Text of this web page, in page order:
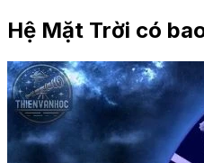
Hệ Mặt Trời có